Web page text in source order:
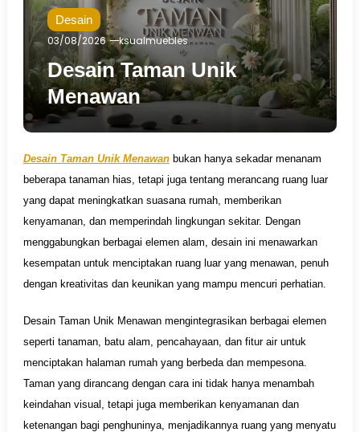
Desain
03/08/2026
ksualmuebles
Desain Taman Unik
Menawan
Desain Taman Unik Menawanbukan hanya sekadar menanam
beberapa tanaman hias, tetapi juga tentang merancang ruang luar
yang dapat meningkatkan suasana rumah, memberikan
kenyamanan, dan memperindah lingkungan sekitar. Dengan
menggabungkan berbagai elemen alam, desain ini menawarkan
kesempatan untuk menciptakan ruang luar yang menawan, penuh
dengan kreativitas dan keunikan yang mampu mencuri perhatian.
Desain Taman Unik Menawan mengintegrasikan berbagai elemen
seperti tanaman, batu alam, pencahayaan, dan fitur air untuk
menciptakan halaman rumah yang berbeda dan mempesona.
Taman yang dirancang dengan cara ini tidak hanya menambah
keindahan visual, tetapi juga memberikan kenyamanan dan
ketenangan bagi penghuninya, menjadikannya ruang yang menyatu